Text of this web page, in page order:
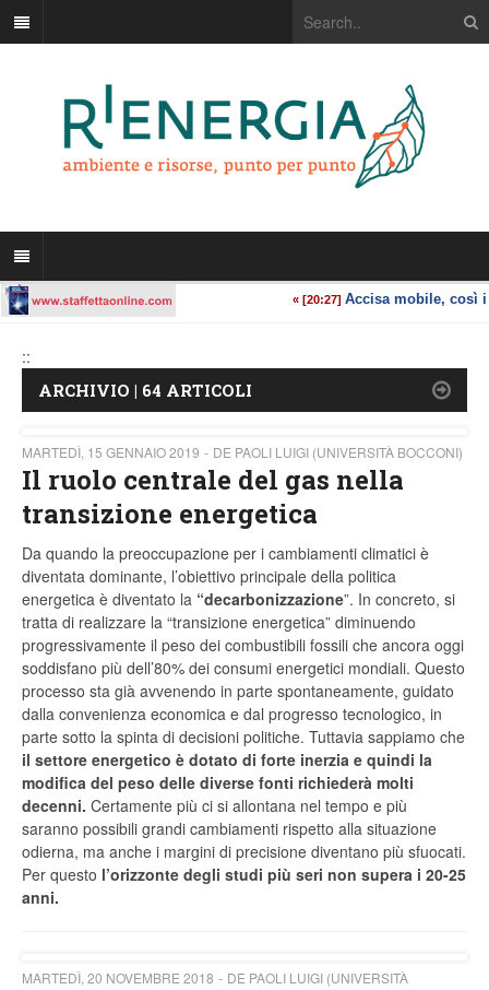
::
ARCHIVIO | 64 ARTICOLI
MARTEDÌ, 15 GENNAIO 2019 DE PAOLI LUIGI (UNIVERSITÀ BOCCONI)
Il ruolo centrale del gas nella
transizione energetica
Da quando la preoccupazione per i cambiamenti climatici è
diventata dominante, l’obiettivo principale della politica
energetica è diventato la “decarbonizzazione”. In concreto, si
tratta di realizzare la “transizione energetica” diminuendo
progressivamente il peso dei combustibili fossili che ancora oggi
soddisfano più dell’80% dei consumi energetici mondiali. Questo
processo sta già avvenendo in parte spontaneamente, guidato
dalla convenienza economica e dal progresso tecnologico, in
parte sotto la spinta di decisioni politiche. Tuttavia sappiamo che
il settore energetico è dotato di forte inerzia e quindi la
modifica del peso delle diverse fonti richiederà molti
decenni. Certamente più ci si allontana nel tempo e più
saranno possibili grandi cambiamenti rispetto alla situazione
odierna, ma anche i margini di precisione diventano più sfuocati.
Per questo l’orizzonte degli studi più seri non supera i 20-25
anni.
MARTEDÌ, 20 NOVEMBRE 2018
DE PAOLI LUIGI (UNIVERSITÀ